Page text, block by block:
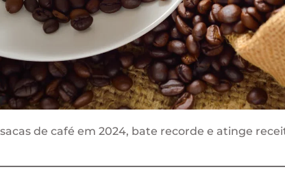
de café em 2024, bate recorde e atinge